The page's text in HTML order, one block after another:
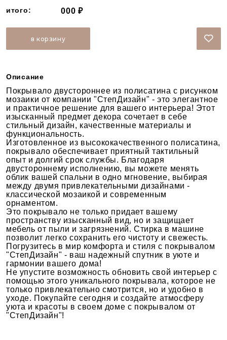
итого: 000 ₽
в корзину
Описание
Покрывало двустороннее из полисатина с рисунком
мозаики от компании "СтепДизайн" - это элегантное
и практичное решение для вашего интерьера! Этот
изысканный предмет декора сочетает в себе
стильный дизайн, качественные материалы и
функциональность.
Изготовленное из высококачественного полисатина,
покрывало обеспечивает приятный тактильный
опыт и долгий срок службы. Благодаря
двустороннему исполнению, вы можете менять
облик вашей спальни в одно мгновение, выбирая
между двумя привлекательными дизайнами -
классической мозаикой и современным
орнаментом.
Это покрывало не только придает вашему
пространству изысканный вид, но и защищает
мебель от пыли и загрязнений. Стирка в машине
позволит легко сохранить его чистоту и свежесть.
Погрузитесь в мир комфорта и стиля с покрывалом
"СтепДизайн" - ваш надежный спутник в уюте и
гармонии вашего дома!
Не упустите возможность обновить свой интерьер с
помощью этого уникального покрывала, которое не
только привлекательно смотрится, но и удобно в
уходе. Покупайте сегодня и создайте атмосферу
уюта и красоты в своем доме с покрывалом от
"СтепДизайн"!